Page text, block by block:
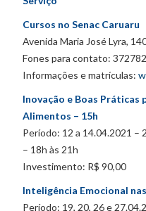
Cursos no Senac Caruaru
Avenida Maria José Lyra,
Fones para contato:
Informações e matrículas:
Inovação e Boas Práticas
Alimentos – 15h
Período: 12 a 14.04.2021 –
– 18h às 21h
Investimento: R$ 90,00
Inteligência Emocional
Período: 19, 20, 26 e